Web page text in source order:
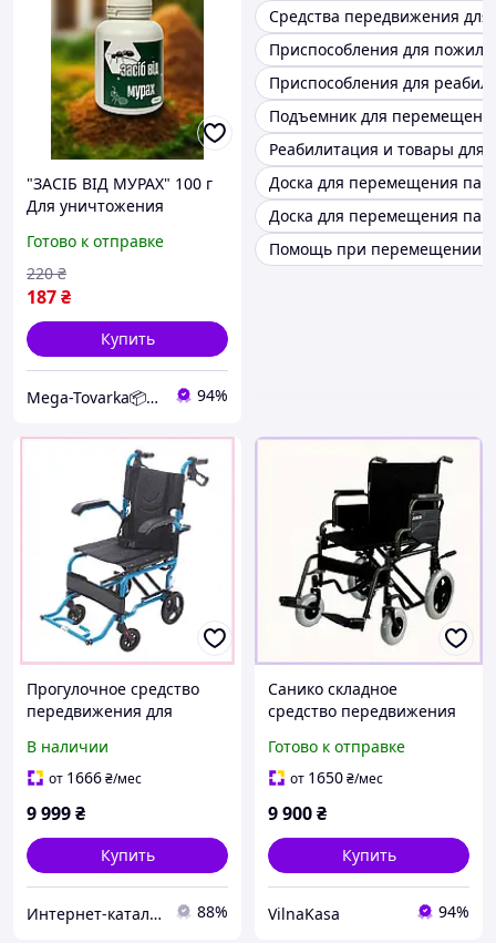
"ЗАСІБ ВІД МУРАХ" 100 г
Для уничтожения
передвижения
Готово к отправке
187₴
220 ₴
Купить
Mega-Tovarka📦💙💛 94%
Средства передвижения для
Приспособления для
Приспособления для
Подъемник для
Реабилитация и товары для
Доска для перемещения
Доска для перемещения
Помощь при перемещении
Прогулочное средство
передвижения для
7PC4T33111
В наличии
от 1666₴/мес
9 999₴
Купить
Интер​н​ет-ка​талог ​с​​ки​док "iBag.ua" 88%
Санико складное
средство передвижения
8983786BC
Готово к отправке
от 1650₴/мес
9 900₴
Купить
VilnaKasa 94%